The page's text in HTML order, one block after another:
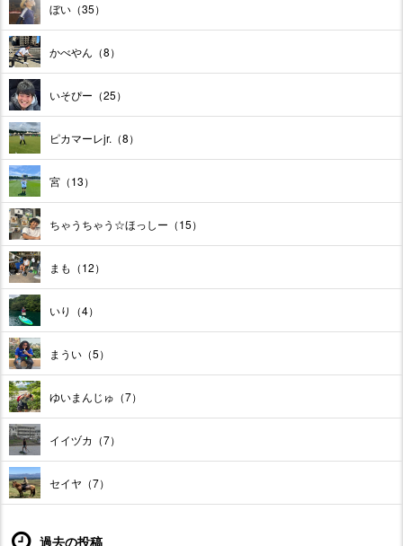
ぼい（35）
かべやん（8）
いそぴー（25）
ピカマーレjr.（8）
宮（13）
ちゃうちゃう☆ほっしー（15）
まも（12）
いり（4）
まうい（5）
ゆいまんじゅ（7）
イイヅカ（7）
セイヤ（7）
過去の投稿